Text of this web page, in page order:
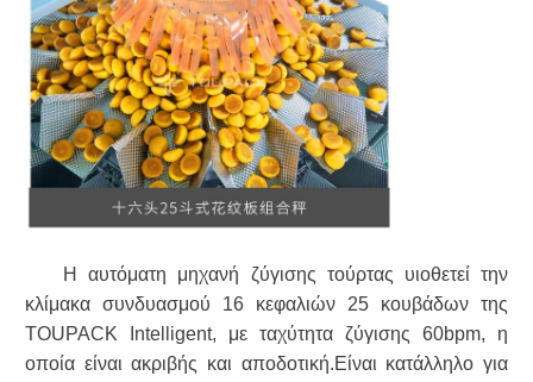
Η αυτόματη μηχανή ζύγισης τούρτας υιοθετεί την
κλίμακα συνδυασμού 16 κεφαλιών 25 κουβάδων της
TOUPACK Intelligent, με ταχύτητα ζύγισης 60bpm, η
οποία είναι ακριβής και αποδοτική.Είναι κατάλληλο για